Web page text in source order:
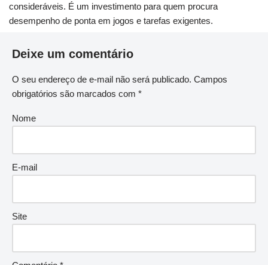
consideráveis. É um investimento para quem procura
desempenho de ponta em jogos e tarefas exigentes.
Deixe um comentário
O seu endereço de e-mail não será publicado. Campos
obrigatórios são marcados com *
Nome
E-mail
Site